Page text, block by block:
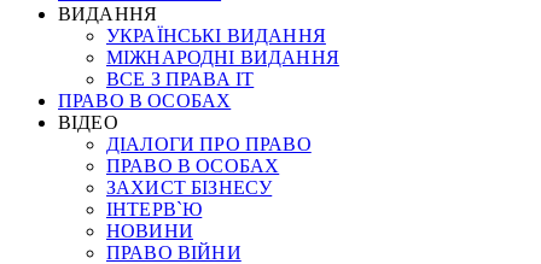
ВИДАННЯ
УКРАЇНСЬКІ ВИДАННЯ
МІЖНАРОДНІ ВИДАННЯ
ВСЕ З ПРАВА ІТ
ПРАВО В ОСОБАХ
ВІДЕО
ДІАЛОГИ ПРО ПРАВО
ПРАВО В ОСОБАХ
ЗАХИСТ БІЗНЕСУ
ІНТЕРВ`Ю
НОВИНИ
ПРАВО ВІЙНИ